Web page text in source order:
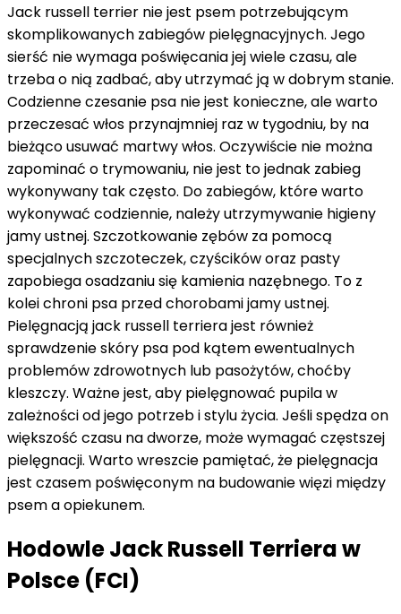
Jack russell terrier nie jest psem potrzebującym
skomplikowanych zabiegów pielęgnacyjnych. Jego
sierść nie wymaga poświęcania jej wiele czasu, ale
trzeba o nią zadbać, aby utrzymać ją w dobrym stanie.
Codzienne czesanie psa nie jest konieczne, ale warto
przeczesać włos przynajmniej raz w tygodniu, by na
bieżąco usuwać martwy włos. Oczywiście nie można
zapominać o trymowaniu, nie jest to jednak zabieg
wykonywany tak często. Do zabiegów, które warto
wykonywać codziennie, należy utrzymywanie higieny
jamy ustnej. Szczotkowanie zębów za pomocą
specjalnych szczoteczek, czyścików oraz pasty
zapobiega osadzaniu się kamienia nazębnego. To z
kolei chroni psa przed chorobami jamy ustnej.
Pielęgnacją jack russell terriera jest również
sprawdzenie skóry psa pod kątem ewentualnych
problemów zdrowotnych lub pasożytów, choćby
kleszczy. Ważne jest, aby pielęgnować pupila w
zależności od jego potrzeb i stylu życia. Jeśli spędza on
większość czasu na dworze, może wymagać częstszej
pielęgnacji. Warto wreszcie pamiętać, że pielęgnacja
jest czasem poświęconym na budowanie więzi między
psem a opiekunem.
Hodowle Jack Russell Terriera w
Polsce (FCI)